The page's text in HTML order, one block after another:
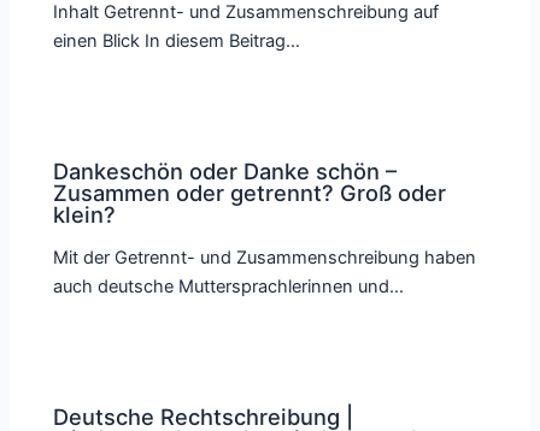
Inhalt Getrennt- und Zusammenschreibung auf
einen Blick In diesem Beitrag…
Dankeschön oder Danke schön –
Zusammen oder getrennt? Groß oder
klein?
Mit der Getrennt- und Zusammenschreibung haben
auch deutsche Muttersprachlerinnen und…
Deutsche Rechtschreibung |